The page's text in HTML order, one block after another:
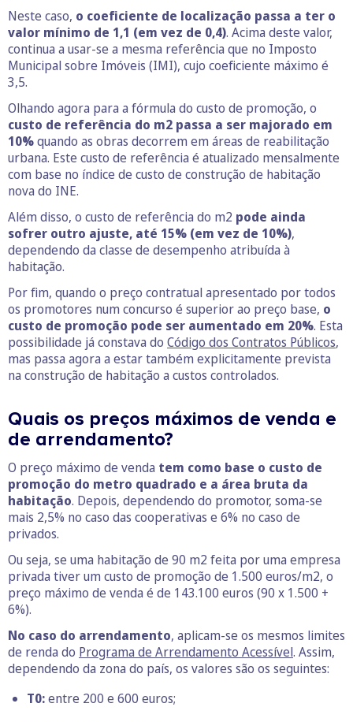
Neste caso, o coeficiente de localização passa a ter o
valor mínimo de 1,1 (em vez de 0,4). Acima deste valor,
continua a usar-se a mesma referência que no Imposto
Municipal sobre Imóveis (IMI), cujo coeficiente máximo é
3,5.
Olhando agora para a fórmula do custo de promoção, o
custo de referência do m2 passa a ser majorado em
10%quando as obras decorrem em áreas de reabilitação
urbana. Este custo de referência é atualizado mensalmente
com base no índice de custo de construção de habitação
nova do INE.
Além disso, o custo de referência do m2 pode ainda
sofrer outro ajuste, até 15% (em vez de 10%),
dependendo da classe de desempenho atribuída à
habitação.
Por fim, quando o preço contratual apresentado por todos
os promotores num concurso é superior ao preço base, o
custo de promoção pode ser aumentado em 20%. Esta
possibilidade já constava do Código dos Contratos Públicos,
mas passa agora a estar também explicitamente prevista
na construção de habitação a custos controlados.
Quais os preços máximos de venda e
de arrendamento?
O preço máximo de venda tem como base o custo de
promoção do metro quadrado e a área bruta da
habitação. Depois, dependendo do promotor, soma-se
mais 2,5% no caso das cooperativas e 6% no caso de
privados.
Ou seja, se uma habitação de 90 m2 feita por uma empresa
privada tiver um custo de promoção de 1.500 euros/m2, o
preço máximo de venda é de 143.100 euros (90 x 1.500 +
6%).
No caso do arrendamento, aplicam-se os mesmos limites
de renda do Programa de Arrendamento Acessível. Assim,
dependendo da zona do país, os valores são os seguintes:
T0:entre 200 e 600 euros;